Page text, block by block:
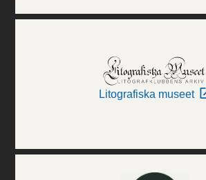
Litografiska museet